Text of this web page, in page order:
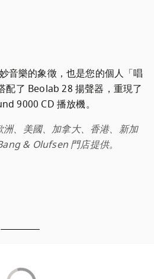
音樂的象徵，也是您的個人「唱
配了 Beolab 28 揚聲器，重現了
、美國、加拿大、香港、新加
& Olufsen 門店提供。